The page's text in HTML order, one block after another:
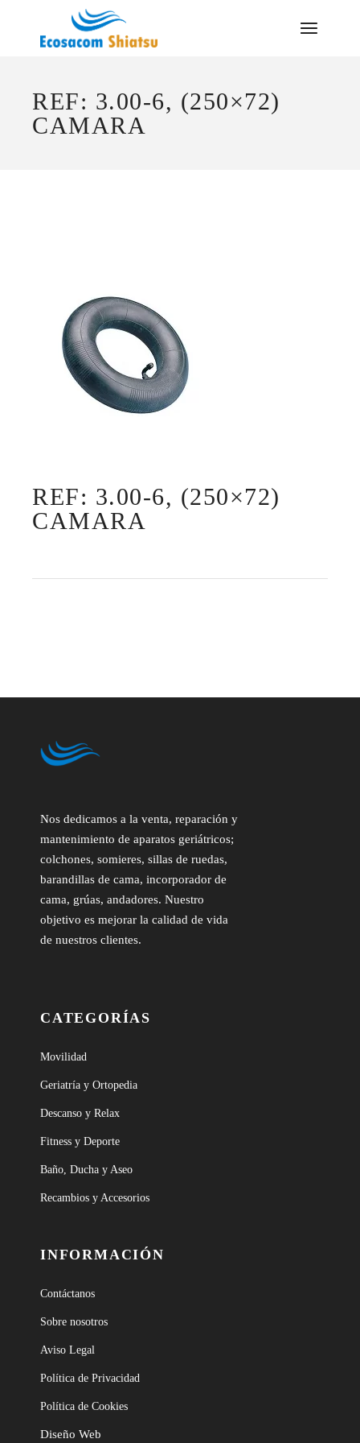
REF: 3.00-6, (250×72)
CAMARA
REF: 3.00-6, (250×72)
CAMARA
Nos dedicamos a la venta, reparación y
mantenimiento de aparatos geriátricos;
colchones, somieres, sillas de ruedas,
barandillas de cama, incorporador de
cama, grúas, andadores. Nuestro
objetivo es mejorar la calidad de vida
de nuestros clientes.
CATEGORÍAS
Movilidad
Geriatría y Ortopedia
Descanso y Relax
Fitness y Deporte
Baño, Ducha y Aseo
Recambios y Accesorios
INFORMACIÓN
Contáctanos
Sobre nosotros
Aviso Legal
Política de Privacidad
Política de Cookies
Diseño Web